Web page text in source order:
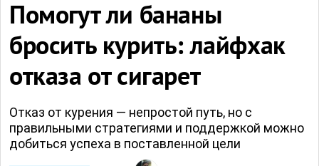
Помогут ли бананы
бросить курить: лайфхак
отказа от сигарет
Отказ от курения — непростой путь, но с
правильными стратегиями и поддержкой можно
добиться успеха в поставленной цели